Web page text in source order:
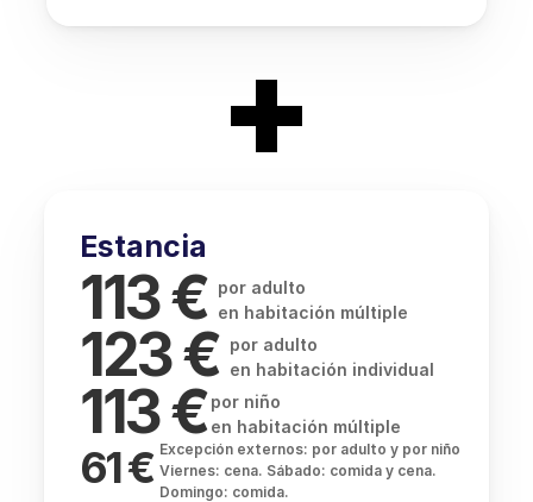
+
Estancia
113 € por adulto
en habitación múltiple
123 € por adulto
en habitación individual
113 € por niño
en habitación múltiple
61 € Excepción externos: por adulto y por niño
Viernes: cena. Sábado: comida y cena.
Domingo: comida.